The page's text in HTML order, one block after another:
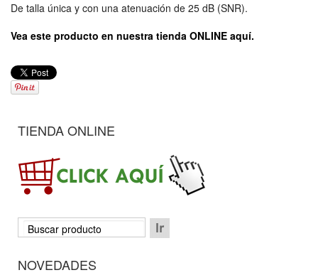
De talla única y con una atenuación de 25 dB (SNR).
Vea este producto en nuestra tienda ONLINE aquí.
TIENDA ONLINE
NOVEDADES